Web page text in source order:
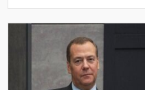
xəbər verir ki, bu barədə o,
"Telegram" kanalında yazıb